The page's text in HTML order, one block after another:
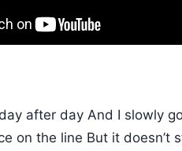
after day And I slowly
on the line But it doesn’t